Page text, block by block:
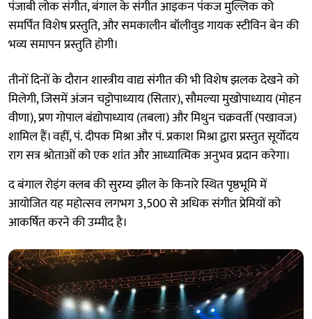
पंजाबी लोक संगीत, बंगाल के संगीत आइकन पंकज मुल्लिक को
समर्पित विशेष प्रस्तुति, और समकालीन बॉलीवुड गायक स्टीविन बेन की
भव्य समापन प्रस्तुति होगी।
तीनों दिनों के दौरान शास्त्रीय वाद्य संगीत की भी विशेष झलक देखने को
मिलेगी, जिसमें अंजन चट्टोपाध्याय (सितार), सौमल्या मुखोपाध्याय (मोहन
वीणा), प्रण गोपाल बंद्योपाध्याय (तबला) और मिथुन चक्रवर्ती (पखावज)
शामिल हैं। वहीं, पं. दीपक मिश्रा और पं. प्रकाश मिश्रा द्वारा प्रस्तुत सूर्योदय
राग सत्र श्रोताओं को एक शांत और आध्यात्मिक अनुभव प्रदान करेगा।
द बंगाल रोइंग क्लब की सुरम्य झील के किनारे स्थित पृष्ठभूमि में
आयोजित यह महोत्सव लगभग 3,500 से अधिक संगीत प्रेमियों को
आकर्षित करने की उम्मीद है।